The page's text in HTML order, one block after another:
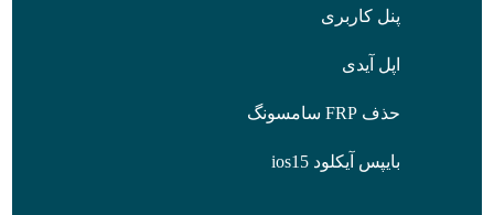
پنل کاربری
اپل آیدی
حذف FRP سامسونگ
بایپس آیکلود ios15